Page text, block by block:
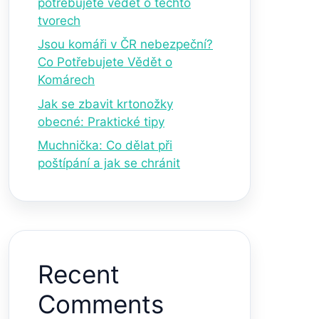
tvorech
Jsou komáři v ČR nebezpeční?
Co Potřebujete Vědět o
Komárech
Jak se zbavit krtonožky
obecné: Praktické tipy
Muchnička: Co dělat při
poštípání a jak se chránit
Recent
Comments